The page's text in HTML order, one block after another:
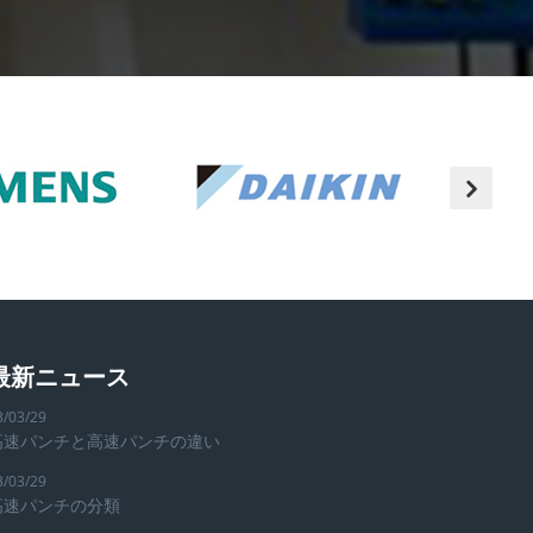
新ニュース
03/29
パンチと高速パンチの違い
03/29
パンチの分類